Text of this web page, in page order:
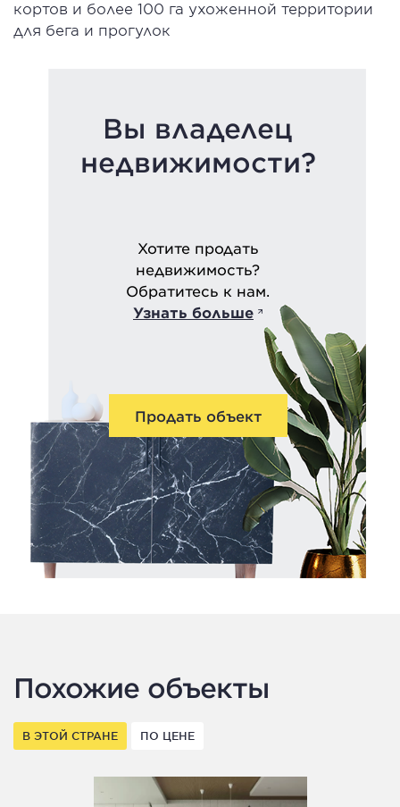
кортов и более 100 га ухоженной территории
для бега и прогулок
Вы владелец
недвижимости?
Хотите продать
недвижимость?
Обратитесь к нам.
Узнать больше
Продать объект
Похожие объекты
В ЭТОЙ СТРАНЕ ПО ЦЕНЕ